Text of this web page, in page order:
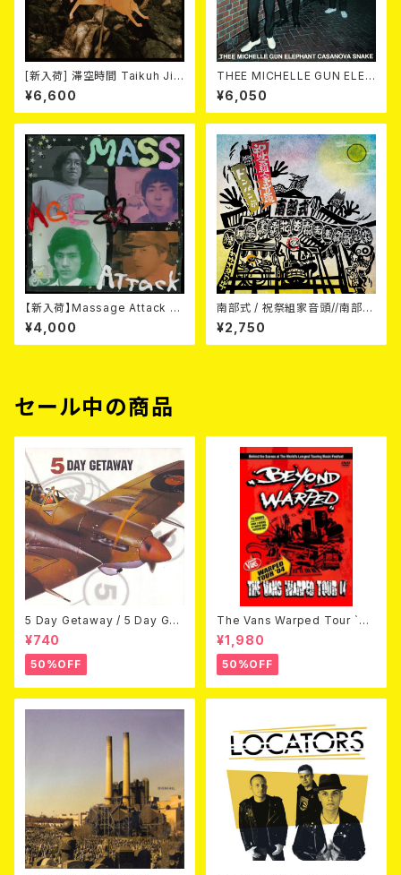
[新入荷] 滞空時間 Taikuh Jik
ang / 鳥 (2LP)
¥6,600
THEE MICHELLE GUN ELEP
HANT / CASANOVA SNAKE
2LP
¥6,050
【新入荷】Massage Attack /
1,000,000,000 Attack (LP)
【6月3日発売】
¥4,000
南部式 / 祝祭組家音頭//南部式
¥2,750
セール中の商品
5 Day Getaway / 5 Day Get
away (CDEP)
¥740
50%OFF
The Vans Warped Tour `04
Beyond Warped (国内盤DV
D)
¥1,980
50%OFF